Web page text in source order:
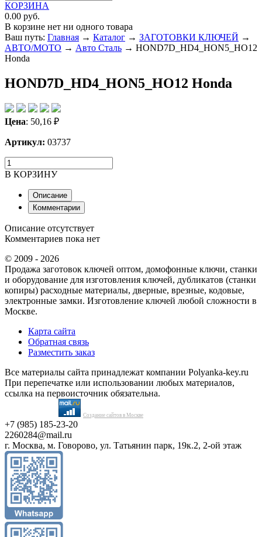
КОРЗИНА
0.00 руб.
В корзине нет ни одного товара
Ваш путь: Главная → Каталог → ЗАГОТОВКИ КЛЮЧЕЙ →
ABTO/МОТО → Авто Сталь → HOND7D_HD4_HON5_HO12
Honda
HOND7D_HD4_HON5_HO12 Honda
Цена: 50,16 ₽
Артикул: 03737
В КОРЗИНУ
Описание
Комментарии
Описание отсутствует
Комментариев пока нет
© 2009 - 2026
Продажа заготовок ключей оптом, домофонные ключи, станки
и оборудование для изготовления ключей, дубликатов (станки
копиры) расходные материалы, дверные, врезные, кодовые,
электронные замки. Изготовление ключей любой сложности в
Москве.
Карта сайта
Обратная связь
Разместить заказ
Все материалы сайта принадлежат компании Polyanka-key.ru
При перепечатке или использовании любых материалов,
ссылка на первоисточник обязательна.
Создание сайтов в Москве
+7 (985) 185-23-20
2260284@mail.ru
г. Москва, м. Говорово, ул. Татьянин парк, 19к.2, 2-ой этаж